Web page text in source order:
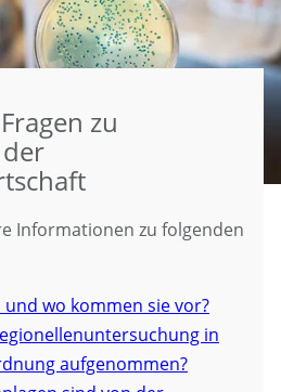
zu
Informationen zu folgenden
wo kommen sie vor?
in
aufgenommen?